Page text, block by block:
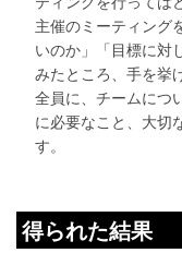
主催のミーティング
いのか」「目標に対
みたところ、手を挙
全員に、チームにつ
に必要なこと、大切
す。
得られた結果